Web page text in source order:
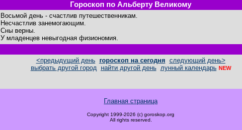
Гороскоп по Альберту Великому
Восьмой день - счастлив путешественникам.
Несчастлив занемогающим.
Сны верны.
У младенцев невыгодная физиономия.
<предыдущий день гороскоп на сегодня следующий день>
выбрать другой город
найти другой день лунный календарь NEW
Главная страница
Copyright 1999-2026 (c) goroskop.org
All rights reserved.